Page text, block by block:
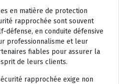
en matière de protection
rapprochée sont souvent
défense, en conduite défensive
professionnalisme et leur
fiables pour assurer la
de leurs clients.
rapprochée exige non